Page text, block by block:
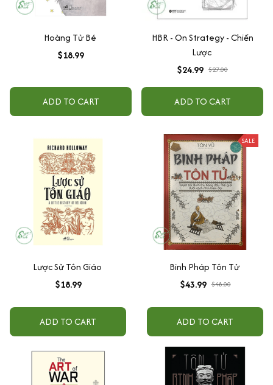
Hoàng Tử Bé
$18.99
ADD TO CART
HBR - On Strategy - Chiến
Lược
$24.99 $27.00
ADD TO CART
Lược Sử Tôn Giáo
$18.99
ADD TO CART
SALE
Binh Pháp Tôn Tử
$43.99 $48.00
ADD TO CART